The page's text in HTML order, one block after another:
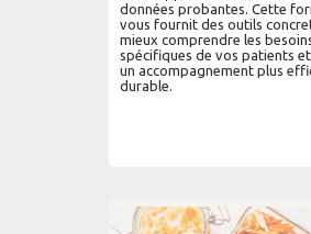
données probantes. Cette
vous fournit des outils
mieux comprendre les
spécifiques de vos patients
un accompagnement plus
durable.